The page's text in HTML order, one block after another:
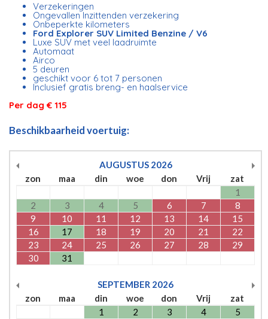
Verzekeringen
Ongevallen Inzittenden verzekering
Onbeperkte kilometers
Ford Explorer SUV Limited Benzine / V6
Luxe SUV met veel laadruimte
Automaat
Airco
5 deuren
geschikt voor 6 tot 7 personen
Inclusief gratis breng- en haalservice
Per dag € 115
Beschikbaarheid voertuig:
AUGUSTUS 2026
zon
maa din woe don Vrij
zat
1
2
3 4 5 6 7
8
9
10 11 12 13 14
15
16
17 18 19 20 21
22
23
24 25 26 27 28
29
30
31
SEPTEMBER 2026
zon
maa din woe don Vrij
zat
1
2 3 4
5